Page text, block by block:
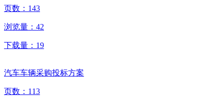
页数： 143
浏览量： 42
下载量： 19
汽车车辆采购投标方案
页数： 113